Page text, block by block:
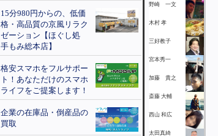
15分980円からの、低価
格・高品質の京風リラク
ゼーション【ほぐし処
手もみ総本店】
格安スマホをフルサポー
ト！あなただけのスマホ
ライフをご提案します！
企業の在庫品・倒産品の
買取
野崎 一文
木村 孝
三好教子
宮本秀一
加藤 貴之
斎藤 大輔
西山 和広
太田真綺